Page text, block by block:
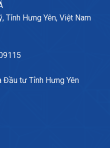
Tỉnh Hưng Yên, Việt Nam
Đầu tư Tỉnh Hưng Yên